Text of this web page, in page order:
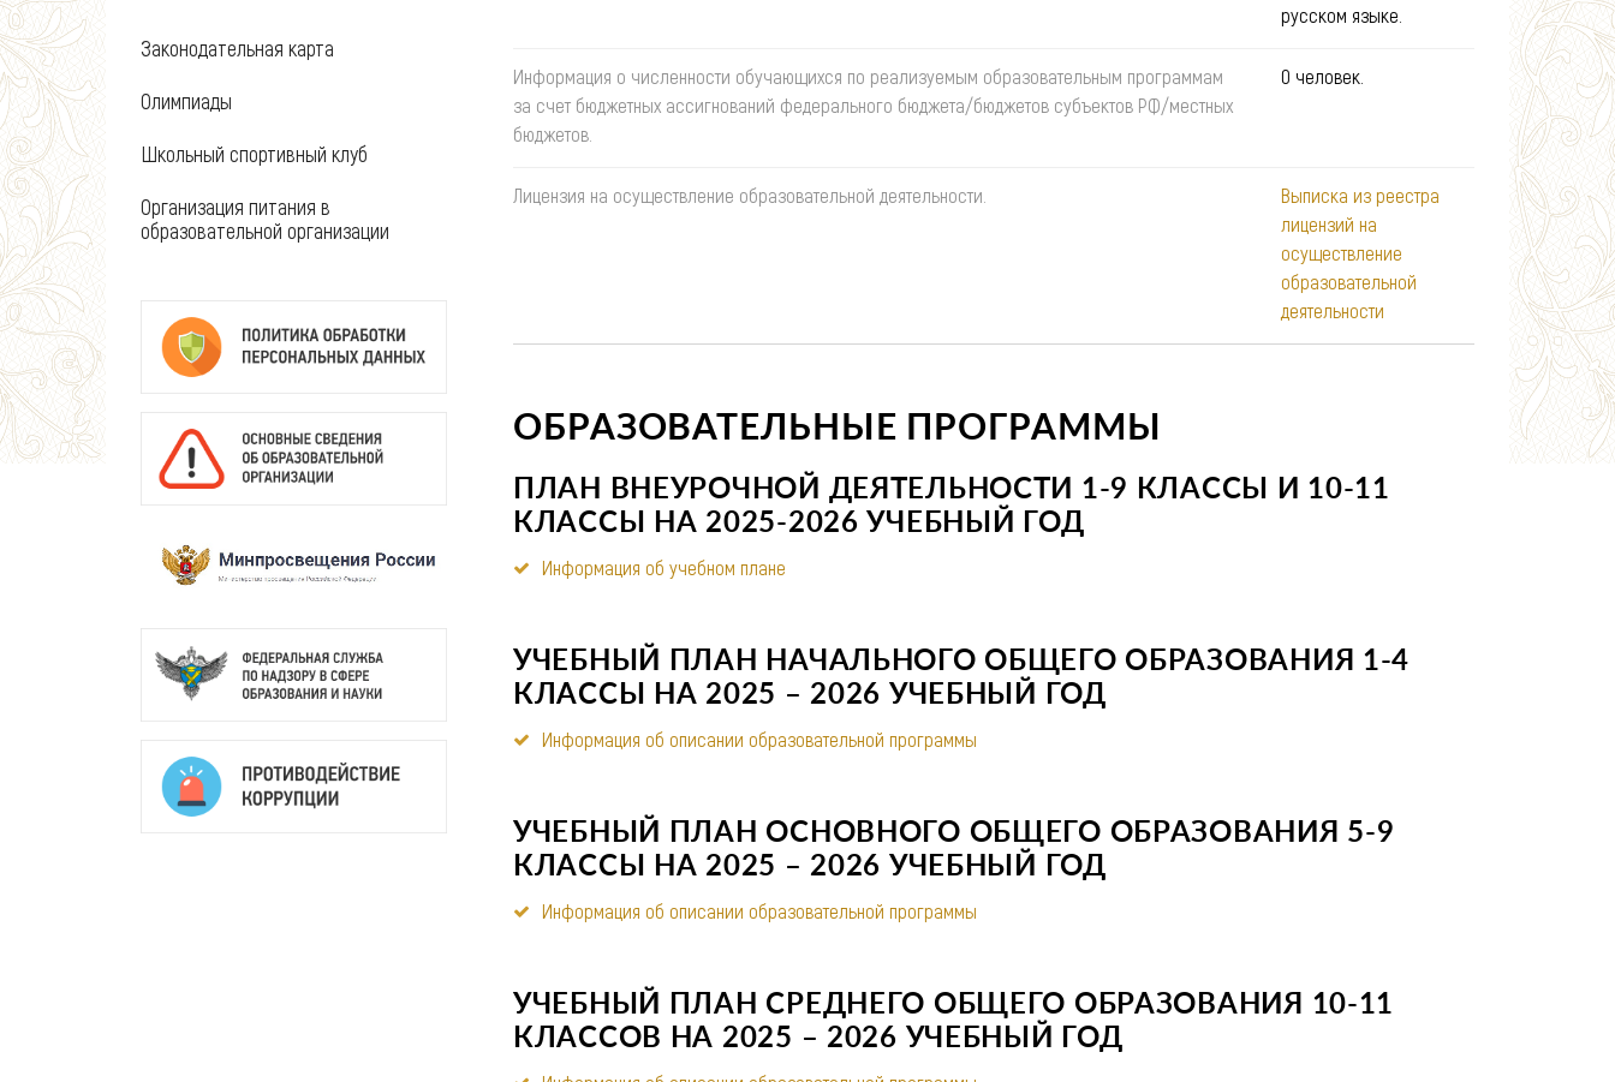
Законодательная карта
Олимпиады
Школьный спортивный клуб
Организация питания в
образовательной организации
русском языке.
Информация о численности обучающихся по реализуемым образовательным программам
за счет бюджетных ассигнований федерального бюджета/бюджетов субъектов РФ/местных
бюджетов.
0 человек.
Лицензия на осуществление образовательной деятельности.
Выписка из реестра
лицензий на
осуществление
образовательной
деятельности
ОБРАЗОВАТЕЛЬНЫЕ ПРОГРАММЫ
ПЛАН ВНЕУРОЧНОЙ ДЕЯТЕЛЬНОСТИ 1-9 КЛАССЫ И 10-11
КЛАССЫ НА 2025-2026 УЧЕБНЫЙ ГОД
Информация об учебном плане
УЧЕБНЫЙ ПЛАН НАЧАЛЬНОГО ОБЩЕГО ОБРАЗОВАНИЯ 1-4
КЛАССЫ НА 2025 – 2026 УЧЕБНЫЙ ГОД
Информация об описании образовательной программы
УЧЕБНЫЙ ПЛАН ОСНОВНОГО ОБЩЕГО ОБРАЗОВАНИЯ 5-9
КЛАССЫ НА 2025 – 2026 УЧЕБНЫЙ ГОД
Информация об описании образовательной программы
УЧЕБНЫЙ ПЛАН СРЕДНЕГО ОБЩЕГО ОБРАЗОВАНИЯ 10-11
КЛАССОВ НА 2025 – 2026 УЧЕБНЫЙ ГОД